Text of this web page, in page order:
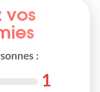
vos
:
1